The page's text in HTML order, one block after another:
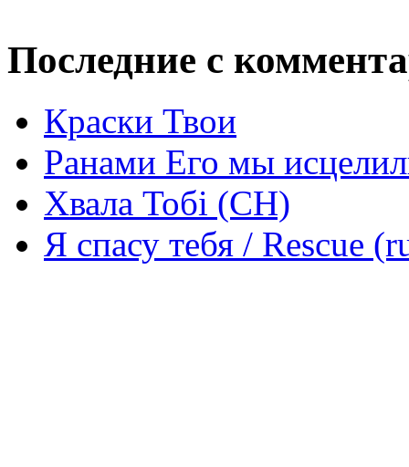
Последние с
Краски Твои
Ранами Его мы
Хвала Тобі (СН)
Я спасу тебя / Rescue